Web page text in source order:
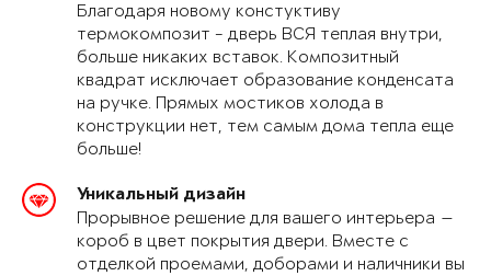
Благодаря новому констуктиву
термокомпозит - дверь ВСЯ теплая внутри,
больше никаких вставок. Композитный
квадрат исключает образование конденсата
на ручке. Прямых мостиков холода в
конструкции нет, тем самым дома тепла еще
больше!
Уникальный дизайн
Прорывное решение для вашего интерьера —
короб в цвет покрытия двери. Вместе с
отделкой проемами, доборами и наличники вы